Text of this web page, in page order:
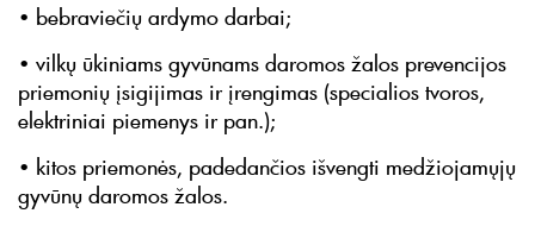
• bebraviečių ardymo darbai;
• vilkų ūkiniams gyvūnams daromos žalos prevencijos
priemonių įsigijimas ir įrengimas (specialios tvoros,
elektriniai piemenys ir pan.);
• kitos priemonės, padedančios išvengti medžiojamųjų
gyvūnų daromos žalos.